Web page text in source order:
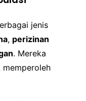
jenis
, perizinan
. Mereka
memperoleh